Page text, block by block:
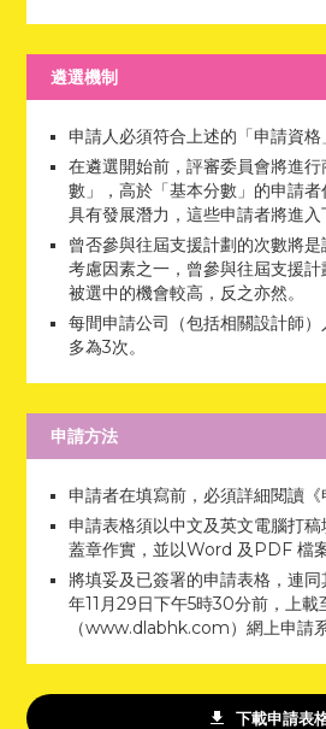
遴選機制
申請人必須符合上述的「申請資格
在遴選開始前，評審委員會將進
數」，高於「基本分數」的申請
具有發展潛力，這些申請者將進入
曾否參與往屆支援計劃的次數將
考慮因素之一，曾參與往屆支援
被選中的機會較高，反之亦然。
每間申請公司（包括相關設計師
多為3次。
申請方法
申請者在填寫前，必須詳細閱讀《
申請表格須以中文及英文電腦打
蓋章作實，並以Word 及PDF 檔
將填妥及已簽署的申請表格，連
年11月29日下午5時30分前，上載
（www.dlabhk.com）網上申請
下載申請表